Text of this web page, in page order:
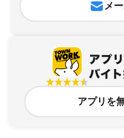
メ
アプリを